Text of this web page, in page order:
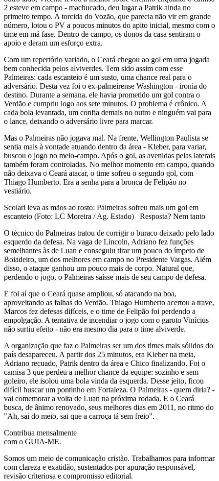
2 esteve em campo - machucado, deu lugar a Patrik ainda no
primeiro tempo. A torcida do Vozão, que parecia não vir em grande
número, lotou o PV a poucos minutos do apito inicial, mesmo com o
time em má fase. Dentro de campo, os donos da casa sentiram o
apoio e deram um esforço extra.
Com um repertório variado, o Ceará chegou ao gol em uma jogada
bem conhecida pelos alviverdes. Tem sido assim com esse
Palmeiras: cada escanteio é um susto, uma chance real para o
adversário. Desta vez foi o ex-palmeirense Washington - ironia do
destino. Durante a semana, ele havia prometido um gol contra o
Verdão e cumpriu logo aos sete minutos. O problema é crônico. A
cada bola levantada, um confia demais no outro e ninguém vai para
o lance, deixando o adversário livre para marcar.
Mas o Palmeiras não jogava mal. Na frente, Wellington Paulista se
sentia mais à vontade atuando dentro da área - Kleber, para variar,
buscou o jogo no meio-campo. Após o gol, as avenidas pelas laterais
também foram controladas. No melhor momento em campo, quando
não deixava o Ceará atacar, o time sofreu o segundo gol, com
Thiago Humberto. Era a senha para a bronca de Felipão no
vestiário.
Scolari leva as mãos ao rosto: Palmeiras sofreu mais um gol em
escanteio (Foto: LC Moreira / Ag. Estado) Resposta? Nem tanto
O técnico do Palmeiras tratou de corrigir o buraco deixado pelo lado
esquerdo da defesa. Na vaga de Lincoln, Adriano fez funções
semelhantes às de Luan e conseguiu tirar um pouco do ímpeto de
Boiadeiro, um dos melhores em campo no Presidente Vargas. Além
disso, o ataque ganhou um pouco mais de corpo. Natural que,
perdendo o jogo, o Palmeiras saísse mais de seu campo de defesa.
E foi aí que o Ceará quase ampliou, só atacando na boa,
aproveitando as falhas do Verdão. Thiago Humberto acertou a trave,
Marcos fez defesas difíceis, e o time de Felipão foi perdendo a
empolgação. A tentativa de incendiar o jogo com o garoto Vinícius
não surtiu efeito - não era mesmo dia para o time alviverde.
A organização que faz o Palmeiras ser um dos times mais sólidos do
país desapareceu. A partir dos 25 minutos, era Kleber na meia,
Adriano recuado, Patrik dentro da área e Chico finalizando. Foi o
camisa 3 que perdeu a melhor chance da equipe: sozinho e sem
goleiro, ele isolou uma bola vinda da esquerda. Desse jeito, ficou
difícil buscar um pontinho em Fortaleza. O Palmeiras - quem diria? -
vai comemorar a volta de Luan na próxima rodada. E o Ceará
busca, de ânimo renovado, seus melhores dias em 2011, no ritmo do
"Ah, sai do meio, sai que a carroça tá sem freio".
Contribua mensalmente
com o GUIA-ME.
Somos um meio de comunicação cristão. Trabalhamos para informar
com clareza e exatidão, sustentados por apuração responsável,
revisão criteriosa e compromisso editorial.